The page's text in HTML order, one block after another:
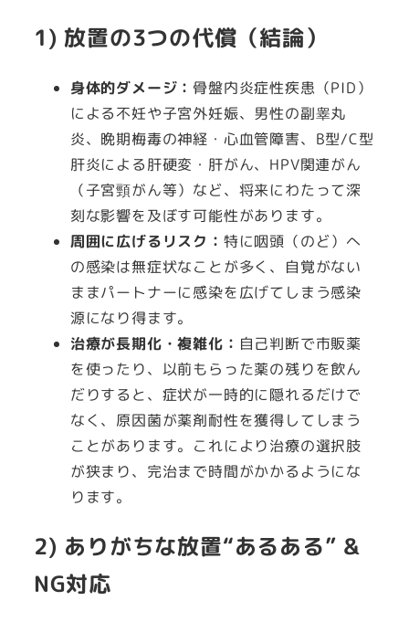
1) 放置の3つの代償（結論）
身体的ダメージ： 骨盤内炎症性疾患（PID）
による不妊や子宮外妊娠、男性の副睾丸
炎、晩期梅毒の神経・心血管障害、B型/C型
肝炎による肝硬変・肝がん、HPV関連がん
（子宮頸がん等）など、将来にわたって深
刻な影響を及ぼす可能性があります。
周囲に広げるリスク： 特に咽頭（のど）へ
の感染は無症状なことが多く、自覚がない
ままパートナーに感染を広げてしまう感染
源になり得ます。
治療が長期化・複雑化： 自己判断で市販薬
を使ったり、以前もらった薬の残りを飲ん
だりすると、症状が一時的に隠れるだけで
なく、原因菌が薬剤耐性を獲得してしまう
ことがあります。これにより治療の選択肢
が狭まり、完治まで時間がかかるようにな
ります。
2) ありがちな放置“あるある” &
NG対応